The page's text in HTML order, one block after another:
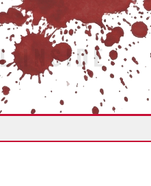
INSIDE